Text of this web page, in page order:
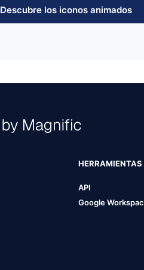
Descubre los iconos animados
HERRAMIENTAS
API
Google